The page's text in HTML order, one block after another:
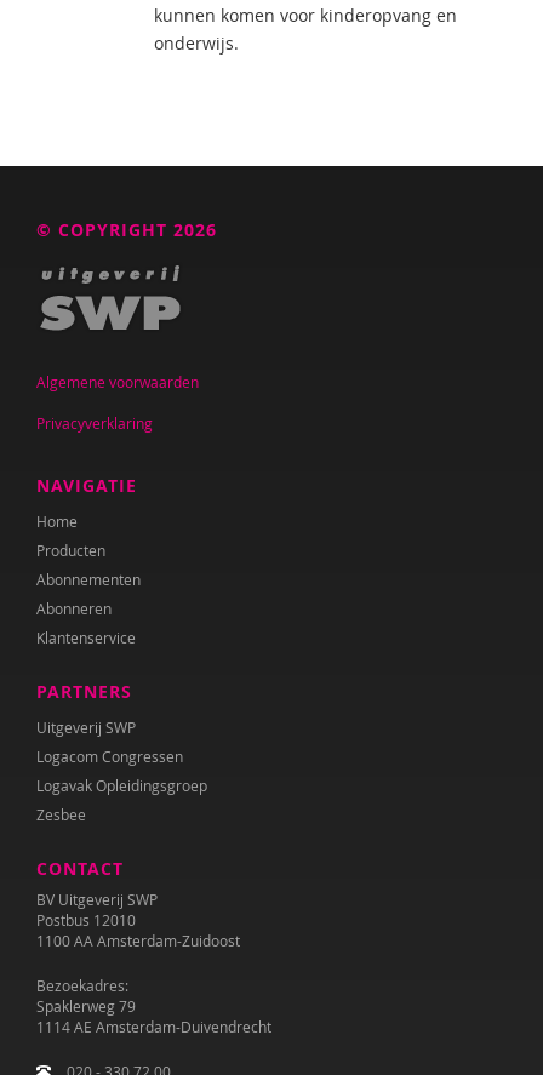
kunnen komen voor kinderopvang en
onderwijs.
© COPYRIGHT 2026
Algemene voorwaarden
Privacyverklaring
NAVIGATIE
Home
Producten
Abonnementen
Abonneren
Klantenservice
PARTNERS
Uitgeverij SWP
Logacom Congressen
Logavak Opleidingsgroep
Zesbee
CONTACT
BV Uitgeverij SWP
Postbus 12010
1100 AA Amsterdam-Zuidoost
Bezoekadres:
Spaklerweg 79
1114 AE Amsterdam-Duivendrecht